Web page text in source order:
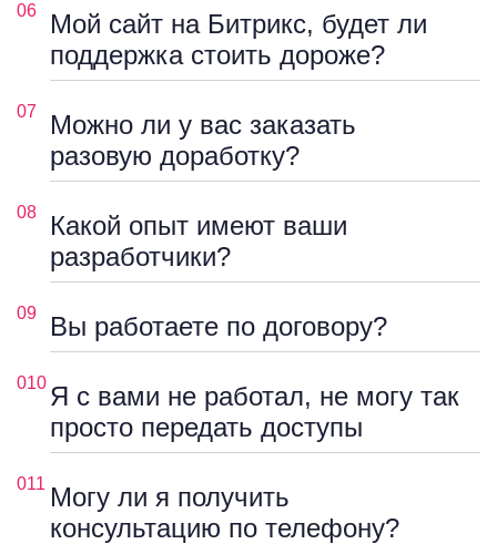
06
Мой сайт на Битрикс, будет ли
поддержка стоить дороже?
07
Можно ли у вас заказать
разовую доработку?
08
Какой опыт имеют ваши
разработчики?
09 Вы работаете по договору?
010 Я с вами не работал, не могу так
просто передать доступы
011 Могу ли я получить
консультацию по телефону?